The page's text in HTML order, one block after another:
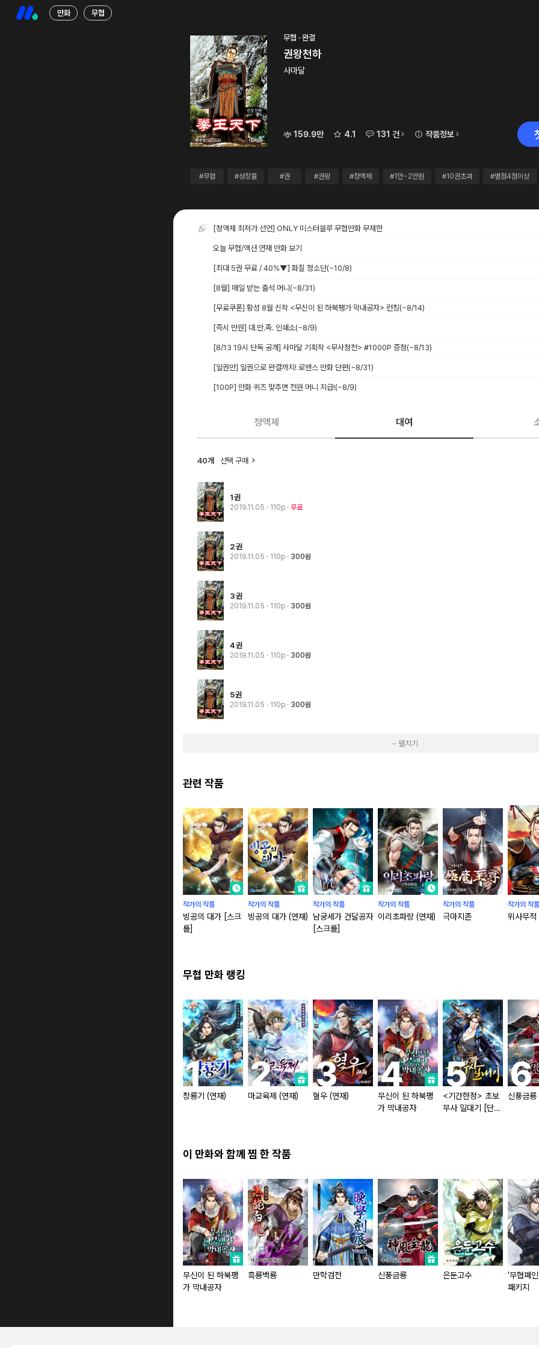
만화 무협
무협 · 완결
권왕천하
사마달
159.9만 4.1 131 건 작품정보
#무협 #성장물 #권 #권왕 #정액제 #1만~2만원 #10권초과 #별점4점이상
[정액제 최저가 선언] ONLY 미스터블루 무협만화 무제한
오늘 무협/액션 연재 만화 보기
[최대 5권 무료 / 40%▼] 화질 청소단(~10/8)
[8월] 매일 받는 출석 머니 (~8/31)
[무료쿠폰] 황성 8월 신작 <무신이 된 하북팽가 막내공자> 런칭(~8/14)
[즉시 만원] 대.만.족. 인쇄소(~8/9)
[8/13 19시 단독 공개] 사마달 기획작 <무사정천> #1000P 증정(~8/13)
[일권만] 일권으로 완결까지! 로맨스 만화 단편(~8/31)
[100P] 만화 퀴즈 맞추면 전원 머니 지급!(~8/9)
정액제 대여
40개 선택 구매
1권
2019.11.05 · 110p 무료
2권
2019.11.05 · 110p 300원
3권
2019.11.05 · 110p 300원
4권
2019.11.05 · 110p 300원
5권
2019.11.05 · 110p 300원
··· 펼치기
관련 작품
작가의 작품
빙공의 대가 [스크
롤]
작가의 작품
빙공의 대가 (연재)
작가의 작품
남궁세가 건달공자
[스크롤]
작가의 작품
이리초파랑 (연재)
작가의 작품
극마지존
작가의 작품
위사무적
무협 만화 랭킹
창룡기 (연재) 마교육제 (연재) 혈우 (연재)
무신이 된 하북팽
가 막내공자
<기간한정> 초보
무사 일대기 [단행
신풍금룡
이 만화와 함께 찜 한 작품
무신이 된 하북팽
가 막내공자
흑룡백룡 만학검전 신풍금룡 은둔고수
'무협폐
패키지